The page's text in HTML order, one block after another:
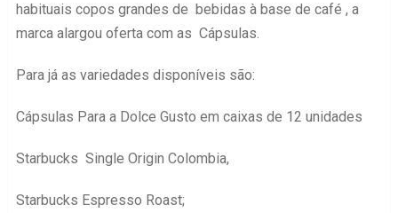
habituais copos grandes de bebidas à base de café , a
marca alargou oferta com as Cápsulas.
Para já as variedades disponíveis são:
Cápsulas Para a Dolce Gusto em caixas de 12 unidades
Starbucks Single Origin Colombia,
Starbucks Espresso Roast;